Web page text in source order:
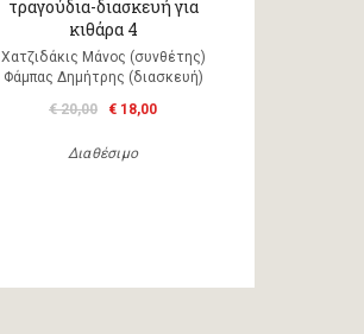
τραγούδια-διασκευή για
κιθάρα 4
Χατζιδάκις Μάνος (συνθέτης)
Φάμπας Δημήτρης (διασκευή)
€ 20,00
€ 18,00
Διαθέσιμο